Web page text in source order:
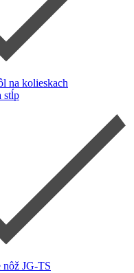
na kolieskach
stĺp
nôž JG-TS